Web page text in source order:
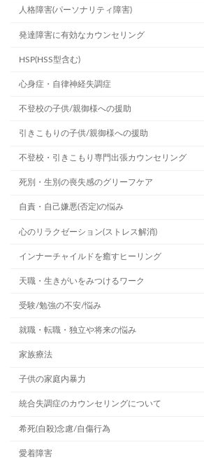
人格障害(パーソナリティ障害)
発達障害に有効なカウンセリング
HSP(HSS型含む)
心身症・自律神経失調症
不登校の子供/親御様への援助
引きこもりの子供/親御様への援助
不登校・引きこもり専門出張カウンセリング
死別・生別の喪失感のグリーフケア
自責・自己嫌悪(否定)の悩み
心のリラクゼーション(ストレス解消)
インナーチャイルドを癒すヒーリング
天職・生きがいをみつけるワーク
受験/勉強の不安/悩み
就職・転職・独立や将来の悩み
家族療法
子供の家庭内暴力
統合失調症のカウンセリングについて
希死(自殺)念慮/自傷行為
愛着障害